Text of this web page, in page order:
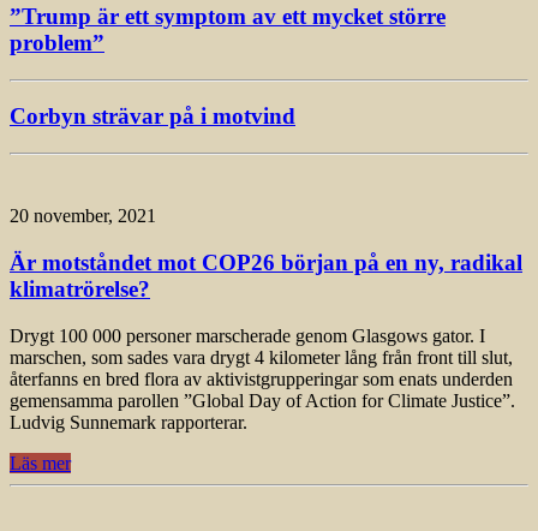
”Trump är ett symptom av ett mycket större
problem”
Corbyn strävar på i motvind
20 november, 2021
Är motståndet mot COP26 början på en ny, radikal
klimatrörelse?
Drygt 100 000 personer marscherade genom Glasgows gator. I
marschen, som sades vara drygt 4 kilometer lång från front till slut,
återfanns en bred flora av aktivistgrupperingar som enats underden
gemensamma parollen ”Global Day of Action for Climate Justice”.
Ludvig Sunnemark rapporterar.
Läs mer